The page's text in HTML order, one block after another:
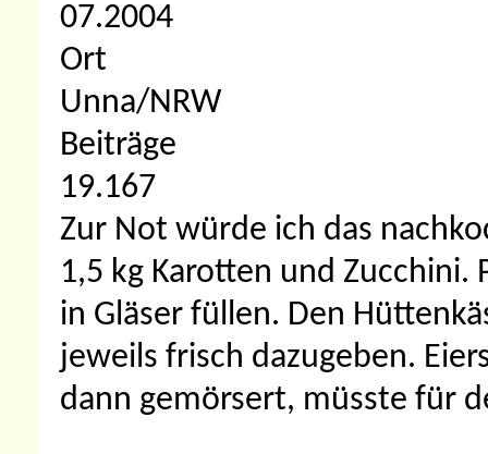
07.2004
Ort
Unna/NRW
Beiträge
19.167
Zur Not würde ich das
1,5 kg Karotten und
in Gläser füllen. Den
jeweils frisch dazugeben.
dann gemörsert, müsste für